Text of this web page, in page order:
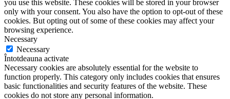
you use this website. These cookies will be stored in your browser
only with your consent. You also have the option to opt-out of these
cookies. But opting out of some of these cookies may affect your
browsing experience.
Necessary
Necessary
Întotdeauna activate
Necessary cookies are absolutely essential for the website to
function properly. This category only includes cookies that ensures
basic functionalities and security features of the website. These
cookies do not store any personal information.